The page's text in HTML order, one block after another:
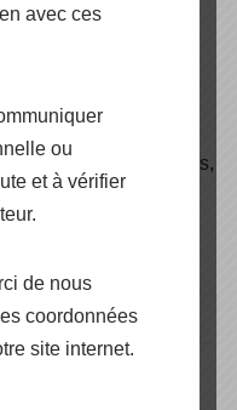
panneaux
de pose et fixations,
solaire, éclairage et
avec ces
ou
et à vérifier
de nous
coordonnées
site internet.